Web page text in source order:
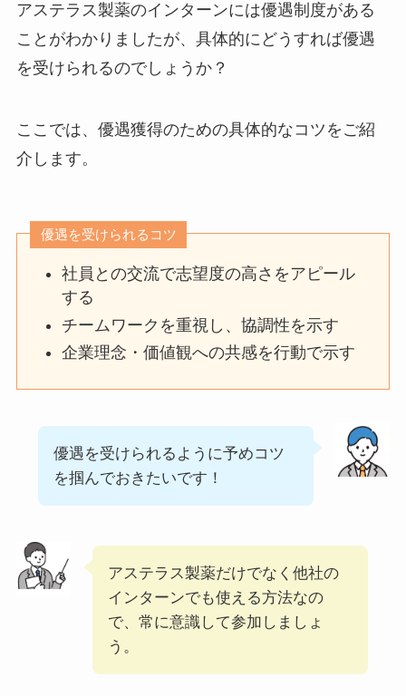
アステラス製薬のインターンには優遇制度がある
ことがわかりましたが、具体的にどうすれば優遇
を受けられるのでしょうか？
ここでは、優遇獲得のための具体的なコツをご紹
介します。
優遇を受けられるコツ
社員との交流で志望度の高さをアピール
する
チームワークを重視し、協調性を示す
企業理念・価値観への共感を行動で示す
優遇を受けられるように予めコツ
を掴んでおきたいです！
アステラス製薬だけでなく他社の
インターンでも使える方法なの
で、常に意識して参加しましょ
う。